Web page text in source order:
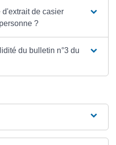
d'extrait de casier
?
du bulletin n°3 du